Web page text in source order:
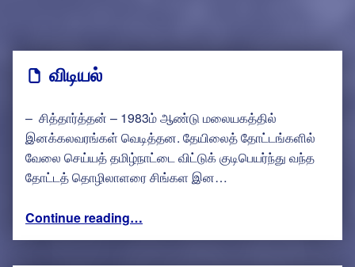
விடியல்
– சித்தார்த்தன் – 1983ம் ஆண்டு மலையகத்தில்
இனக்கலவரங்கள் வெடித்தன. தேயிலைத் தோட்டங்களில்
வேலை செய்யத் தமிழ்நாட்டை விட்டுக் குடிபெயர்ந்து வந்த
தோட்டத் தொழிலாளரை சிங்கள இன…
Continue reading…